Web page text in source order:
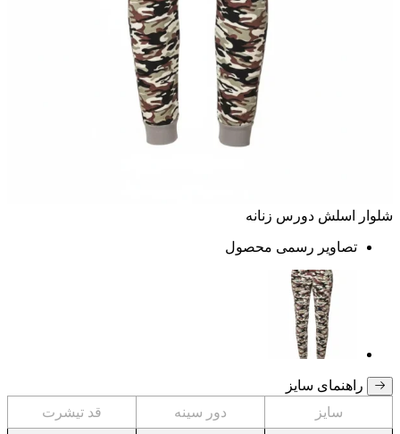
شلوار اسلش دورس زنانه
تصاویر رسمی محصول
راهنمای سایز
سایز
دور سینه قد تیشرت